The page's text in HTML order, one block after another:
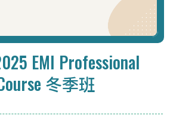
EMI Professional
冬季班